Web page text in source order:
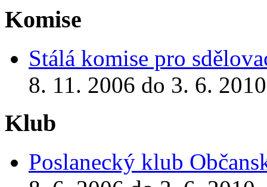
Komise
Stálá komise pro
8. 11. 2006 do 3. 6. 2010
Klub
Poslanecký klub